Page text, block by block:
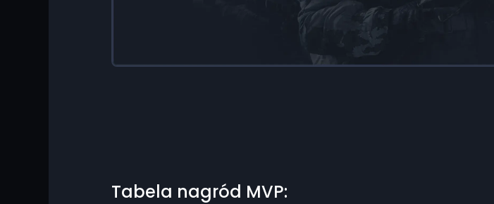
Tabela nagród MVP: